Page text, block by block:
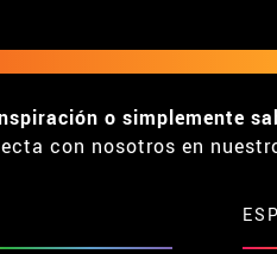
o simplemente
con nosotros en